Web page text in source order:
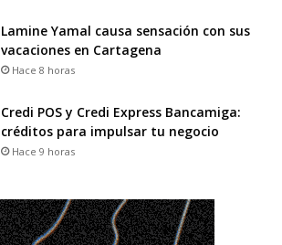
Lamine Yamal causa sensación con sus
vacaciones en Cartagena
Hace 8 horas
Credi POS y Credi Express Bancamiga:
créditos para impulsar tu negocio
Hace 9 horas